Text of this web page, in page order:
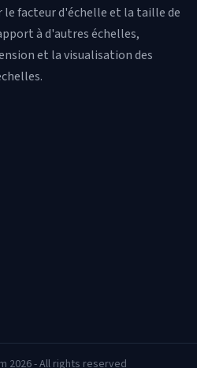
le facteur d'échelle et la taille de
à d'autres échelles,
et la visualisation des
2026 - All rights reserved